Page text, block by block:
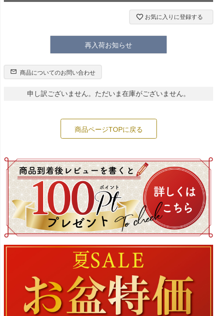
お気に入りに登録する
再入荷お知らせ
商品についてのお問い合わせ
申し訳ございません。ただいま在庫がございません。
商品ページTOPに戻る